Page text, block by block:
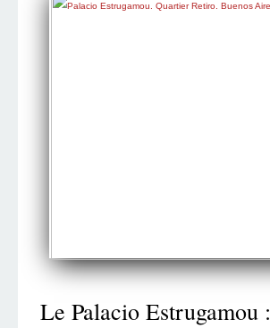
Le Palacio Estrugamou :